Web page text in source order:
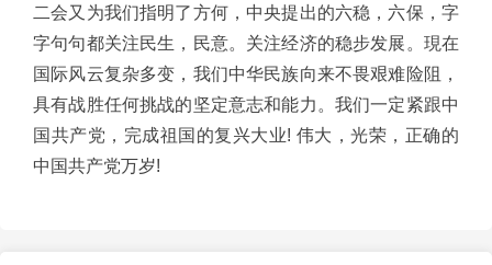
二会又为我们指明了方何，中央提出的六稳，六保，字
字句句都关注民生，民意。关注经济的稳步发展。現在
国际风云复杂多变，我们中华民族向来不畏艰难险阻，
具有战胜任何挑战的坚定意志和能力。我们一定紧跟中
国共产党，完成祖国的复兴大业! 伟大，光荣，正确的
中国共产党万岁!